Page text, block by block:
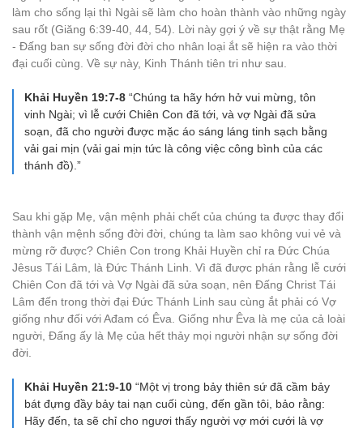
làm cho sống lại thì Ngài sẽ làm cho hoàn thành vào những ngày
sau rốt (Giăng 6:39-40, 44, 54). Lời này gợi ý về sự thật rằng Mẹ
- Đấng ban sự sống đời đời cho nhân loại ắt sẽ hiện ra vào thời
đại cuối cùng. Về sự này, Kinh Thánh tiên tri như sau.
Khải Huyền 19:7-8 “Chúng ta hãy hớn hở vui mừng, tôn
vinh Ngài; vì lễ cưới Chiên Con đã tới, và vợ Ngài đã sửa
soạn, đã cho người được mặc áo sáng láng tinh sạch bằng
vải gai mịn (vải gai mịn tức là công việc công bình của các
thánh đồ).”
Sau khi gặp Mẹ, vận mệnh phải chết của chúng ta được thay đổi
thành vận mệnh sống đời đời, chúng ta làm sao không vui vẻ và
mừng rỡ được? Chiên Con trong Khải Huyền chỉ ra Đức Chúa
Jêsus Tái Lâm, là Đức Thánh Linh. Vì đã được phán rằng lễ cưới
Chiên Con đã tới và Vợ Ngài đã sửa soạn, nên Đấng Christ Tái
Lâm đến trong thời đại Đức Thánh Linh sau cùng ắt phải có Vợ
giống như đối với Ađam có Êva. Giống như Êva là mẹ của cả loài
người, Đấng ấy là Mẹ của hết thảy mọi người nhận sự sống đời
đời.
Khải Huyền 21:9-10 “Một vị trong bảy thiên sứ đã cầm bảy
bát đựng đầy bảy tai nạn cuối cùng, đến gần tôi, bảo rằng:
Hãy đến, ta sẽ chỉ cho ngươi thấy người vợ mới cưới là vợ